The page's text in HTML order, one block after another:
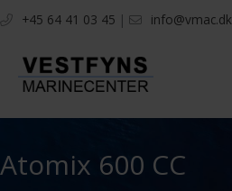
til
indholdet
+45 64 41 03 45 | info@vmac.dk
Atomix 600 CC